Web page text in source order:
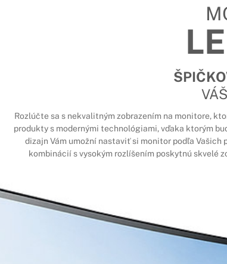
Rozlúčte sa s nekvalitným zobrazením na monitore,
produkty s modernými technológiami, vďaka ktorým
dizajn Vám umožní nastaviť si monitor podľa
kombinácií s vysokým rozlíšením poskytnú skvelé